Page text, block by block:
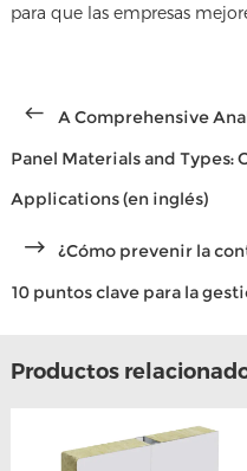
para que las empresas
A Comprehensive
Panel Materials and Types:
Applications (en inglés)
¿Cómo prevenir la
10 puntos clave para la
Productos